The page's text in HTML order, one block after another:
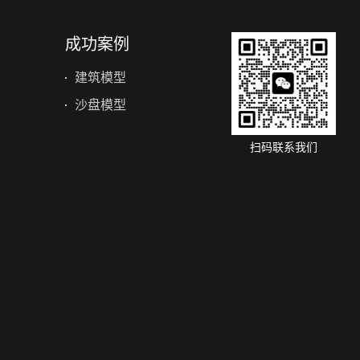
成功案例
建筑模型
沙盘模型
扫码联系我们